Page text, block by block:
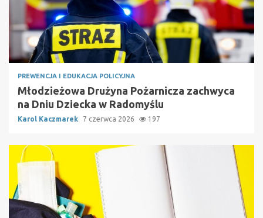
PREWENCJA I EDUKACJA POLICYJNA
Młodzieżowa Drużyna Pożarnicza zachwyca
na Dniu Dziecka w Radomyślu
Karol Kaczmarek 7 czerwca 2026 197